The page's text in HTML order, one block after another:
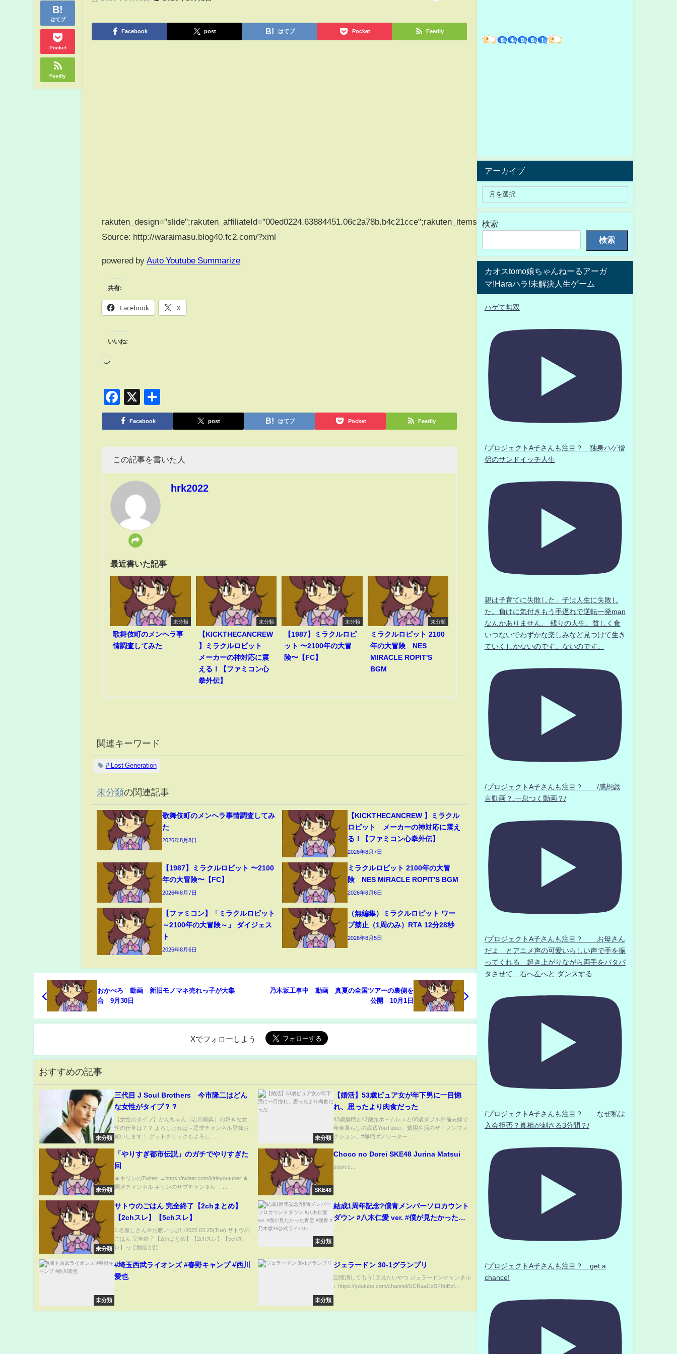
はてブ
Pocket
Feedly
Facebook post はてブ Pocket Feedly
rakuten_design="slide";rakuten_affiliateId="00ed0224.63884451.06c2a78b.b4c21cce";rakuten_items="ctsmatch";rakuten_genreId="0&
Source: http://waraimasu.blog40.fc2.com/?xml
powered by Auto Youtube Summarize
共有:
Facebook X
いいね:
Facebook
X
有
Facebook post はてブ Pocket Feedly
この記事を書いた人
hrk2022
最近書いた記事
未分類
歌舞伎町のメンヘラ事
情調査してみた
未分類
【KICKTHECANCREW
】ミラクルロピット
メーカーの神対応に震
える！【ファミコン心
拳外伝】
未分類
【1987】ミラクルロピ
ット 〜2100年の大冒
険〜【FC】
未分類
ミラクルロピット 2100
年の大冒険 NES
MIRACLE ROPIT'S
BGM
関連キーワード
# Lost Generation
未分類の関連記事
歌舞伎町のメンヘラ事情調査してみ
た
2026年8月8日
【KICKTHECANCREW 】ミラクル
ロピット メーカーの神対応に震え
る！【ファミコン心拳外伝】
2026年8月7日
【1987】ミラクルロピット 〜2100
年の大冒険〜【FC】
2026年8月7日
ミラクルロピット 2100年の大冒
険 NES MIRACLE ROPIT'S BGM
2026年8月6日
【ファミコン】「ミラクルロピット
～2100年の大冒険～」 ダイジェス
ト
2026年8月6日
（無編集）ミラクルロピット ワー
プ禁止（1周のみ）RTA 12分28秒
2026年8月5日
おかべろ 動画 新旧モノマネ売れっ子が大集
合 9月30日
乃木坂工事中 動画 真夏の全国ツアーの裏側を
公開 10月1日
Xでフォローしよう
おすすめの記事
未分類
三代目 J Soul Brothers 今市隆二はどん
な女性がタイプ？？
【女性のタイプ】がんちゃん（岩田剛典）の好きな女
性の仕草は？？ よろしければ～是非チャンネル登録お
願いします！ グットクリックもよろし......
未分類
【婚活】53歳ピュア女が年下男に一目惚
れ、思ったより肉食だった
43歳無職と42歳元ホームレスと60歳ダブル不倫夫婦で
年金暮らしの底辺YouTuber。貧困生活のザ・ノンフィ
クション。#無職 #フリーター...
未分類
「やりすぎ都市伝説」のガチでやりすぎた
回
★キリンのTwitter →https://twitter.com/kirinyoutuber ★
関連チャンネル キリンのサブチャンネル →...
SKE48
Choco no Dorei SKE48 Jurina Matsui
source...
未分類
サトウのごはん 完全終了【2chまとめ】
【2chスレ】【5chスレ】
1:名無しさん＠お腹いっぱい2025.03.25(Tue) サトウの
ごはん 完全終了【2chまとめ】【2chスレ】【5chス
レ】って動画が話...
未分類
結成1周年記念?僕青メンバーソロカウント
ダウン #八木仁愛 ver. #僕が見たかった青
未分類
#埼玉西武ライオンズ #春野キャンプ #西川
愛也
未分類
ジェラードン 30-1グランプリ
記憶消してもう1回見たいやつ ジェラードンチャンネル
↓ https://youtube.com/channel/UCRaaCxSF8nEpf...
アーカイブ
検索
検索
カオスtomo娘ちゃんねーるアーガ
マ!Haraハラ!未解決人生ゲーム
ハゲて無双
/プロジェクトA子さんも注目？ 独身ハゲ僧
侶のサンドイッチ人生
親は子育てに失敗した」子は人生に失敗し
た。負けに気付きもう手遅れで逆転一発man
なんかありません、 残りの人生、貧しく食
いつないでわずかな楽しみなど見つけて生き
ていくしかないのです。ないのです。
/プロジェクトA子さんも注目？ /感想戯
言動画？.一息つく動画？/
/プロジェクトA子さんも注目？ お母さん
だよ とアニメ声の可愛いらしい声で手を振
ってくれる 起き上がりながら両手をパタパ
タさせて 右へ左へと ダンスする
/プロジェクトA子さんも注目？ なぜ私は
入会拒否？真相が刺さる3分間？/
/プロジェクトA子さんも注目？ get a
chance!